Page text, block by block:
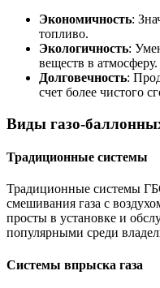
Экономичность:
топливо.
Экологичность:
веществ в атмосферу.
Долговечность:
счет более чистого
Виды газо-
Традиционные системы
Традиционные системы
смешивания газа с
просты в установке и
популярными среди
Системы впрыска газа